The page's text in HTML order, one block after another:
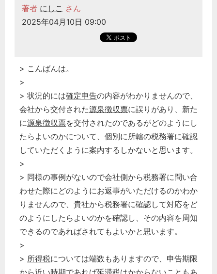
著者 にしこ さん
2025年04月10日 09:00
> こんばんは。
>
> 状況的には確定申告の内容がわかりませんので、
会社から交付された源泉徴収票に誤りがあり、新た
に源泉徴収票を交付されたのであるがどのようにし
たらよいのかについて、個別に所轄の税務署に確認
していただくように案内するしかないと思います。
>
> 同様の事例がないので会社側から税務署に問い合
わせた際にどのようにお返事がいただけるのかわか
りませんので、貴社から税務署に確認して対応をど
のようにしたらよいのかを確認し、その内容を周知
できるのであればされてもよいかと思います。
>
> 所得税については端数もありますので、申告期限
どのカテゴリーに投稿しますか？
選択してください
税務経理
企業法務